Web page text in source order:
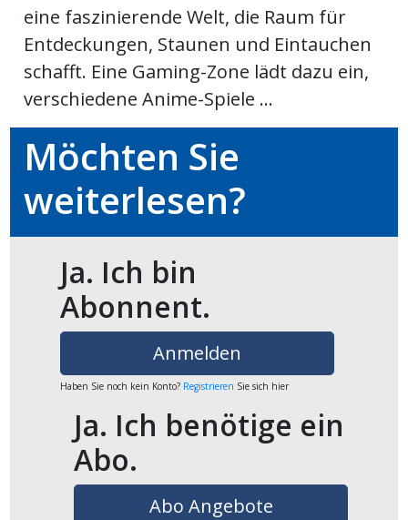
eine faszinierende Welt, die Raum für
Entdeckungen, Staunen und Eintauchen
schafft. Eine Gaming-Zone lädt dazu ein,
verschiedene Anime-Spiele ...
Möchten Sie
weiterlesen?
Ja. Ich bin
Abonnent.
Anmelden
Haben Sie noch kein Konto? Registrieren Sie sich hier
Ja. Ich benötige ein
Abo.
Abo Angebote